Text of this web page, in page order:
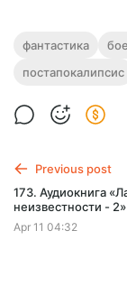
174.
Полная версия.
Слушайте эту и
Фантастика
фантастика
постапокалипсис
Previous post
173. Аудиокнига
неизвестности - 2»
Apr 11 04:32